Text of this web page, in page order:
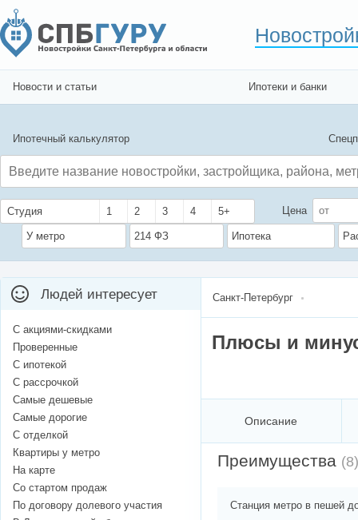
Новости и статьи Ипотеки и банки
Ипотечный калькулятор
Студия 1 2 3 4 5+ Цена
У метро 214 ФЗ Ипотека
Санкт-Петербург
Плюсы и
Описание
Преимущества (8)
Станция метро в пешей
Людей интересует
С акциями-скидками
Проверенные
С ипотекой
С рассрочкой
Самые дешевые
Самые дорогие
С отделкой
Квартиры у метро
На карте
Со стартом продаж
По договору долевого участия